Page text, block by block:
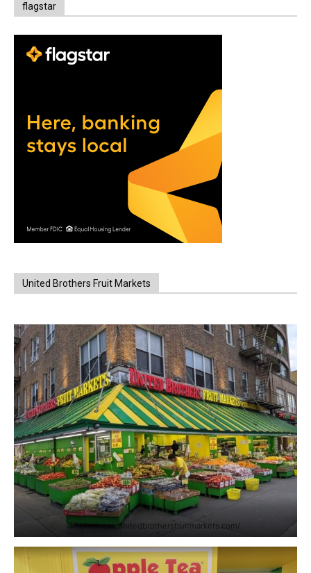
flagstar
United Brothers Fruit Markets
https://www.unitedbrothersfruitmarkets.com/